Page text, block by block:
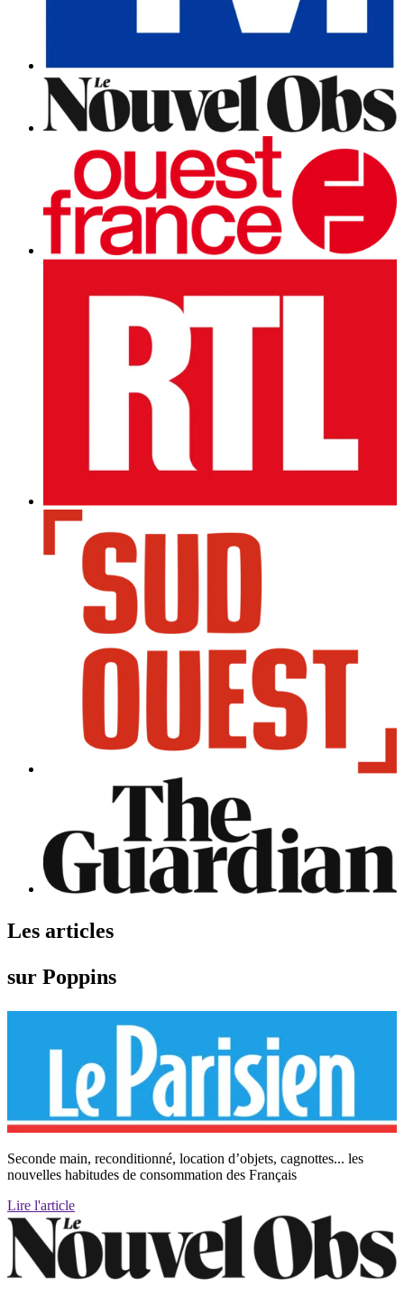
Les articles
sur Poppins
Seconde main, reconditionné, location d’objets, cagnottes... les
nouvelles habitudes de consommation des Français
Lire l'article